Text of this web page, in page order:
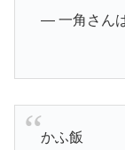
— 一角さん
かふ飯